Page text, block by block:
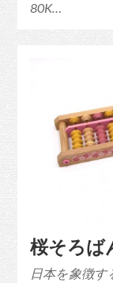
80K…
桜そろば
日本を象徴